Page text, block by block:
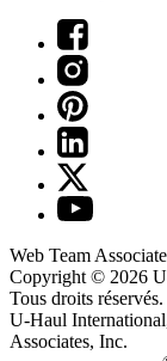
Web Team
Copyright © 2026
Tous droits réservés.
U-Haul
Associates, Inc.